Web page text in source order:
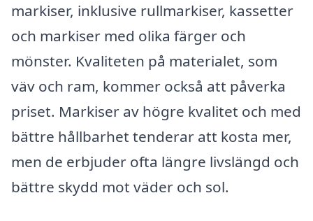
markiser, inklusive rullmarkiser, kassetter
och markiser med olika färger och
mönster. Kvaliteten på materialet, som
väv och ram, kommer också att påverka
priset. Markiser av högre kvalitet och med
bättre hållbarhet tenderar att kosta mer,
men de erbjuder ofta längre livslängd och
bättre skydd mot väder och sol.